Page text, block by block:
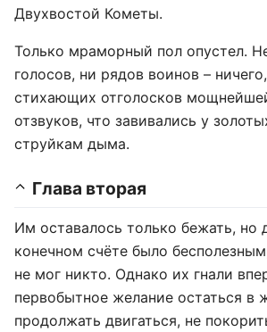
Двухвостой Кометы.
Только мраморный пол опустел.
голосов, ни рядов воинов –
стихающих отголосков
отзвуков, что завивались у
струйкам дыма.
Глава вторая
Им оставалось только бежать, но
конечном счёте было
не мог никто. Однако их гнали
первобытное желание остаться в
продолжать двигаться, не